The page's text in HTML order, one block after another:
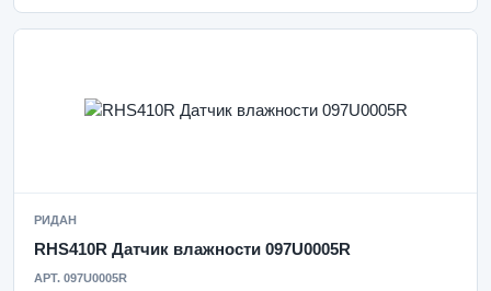
РИДАН
RHS410R Датчик влажности 097U0005R
АРТ. 097U0005R